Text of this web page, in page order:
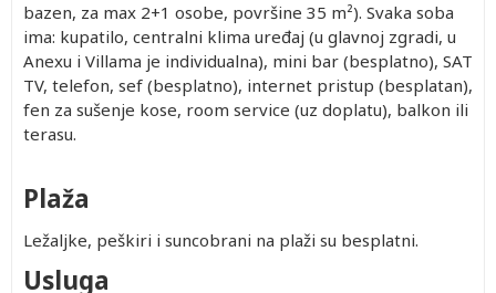
bazen, za max 2+1 osobe, površine 35 m²). Svaka soba
ima: kupatilo, centralni klima uređaj (u glavnoj zgradi, u
Anexu i Villama je individualna), mini bar (besplatno), SAT
TV, telefon, sef (besplatno), internet pristup (besplatan),
fen za sušenje kose, room service (uz doplatu), balkon ili
terasu.
Plaža
Ležaljke, peškiri i suncobrani na plaži su besplatni.
Usluga